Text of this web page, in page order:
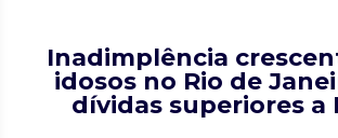
Inadimplência
idosos no Rio de
dívidas superiores a